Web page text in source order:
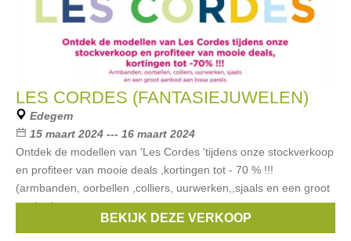
LES CORDES (FANTASIEJUWELEN)
Edegem
15 maart 2024 --- 16 maart 2024
Ontdek de modellen van 'Les Cordes 'tijdens onze stockverkoop
en profiteer van mooie deals ,kortingen tot - 70 % !!!
(armbanden, oorbellen ,colliers, uurwerken,,sjaals en een groot
aanbod aan
Les Cordes
BEKIJK DEZE VERKOOP